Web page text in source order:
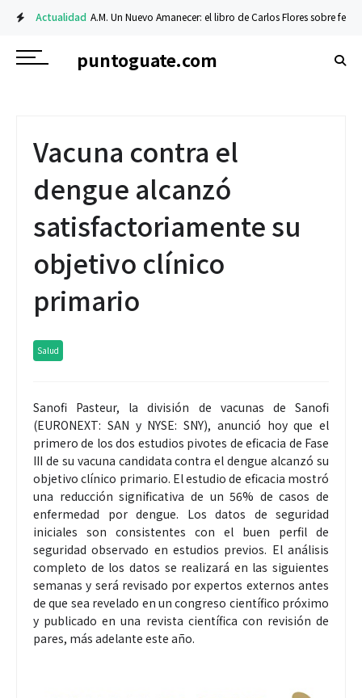
Actualidad A.M. Un Nuevo Amanecer: el libro de Carlos Flores sobre fe y
puntoguate.com
Vacuna contra el
dengue alcanzó
satisfactoriamente su
objetivo clínico
primario
Salud
Sanofi Pasteur, la división de vacunas de Sanofi
(EURONEXT: SAN y NYSE: SNY), anunció hoy que el
primero de los dos estudios pivotes de eficacia de Fase
III de su vacuna candidata contra el dengue alcanzó su
objetivo clínico primario. El estudio de eficacia mostró
una reducción significativa de un 56% de casos de
enfermedad por dengue. Los datos de seguridad
iniciales son consistentes con el buen perfil de
seguridad observado en estudios previos. El análisis
completo de los datos se realizará en las siguientes
semanas y será revisado por expertos externos antes
de que sea revelado en un congreso científico próximo
y publicado en una revista científica con revisión de
pares, más adelante este año.